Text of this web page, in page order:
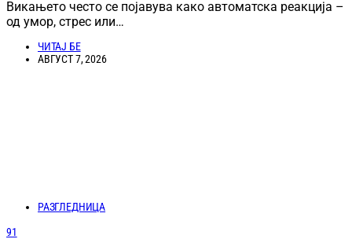
Викањето често се појавува како автоматска реакција –
од умор, стрес или…
ЧИТАЈ БЕ
АВГУСТ 7, 2026
РАЗГЛЕДНИЦА
91